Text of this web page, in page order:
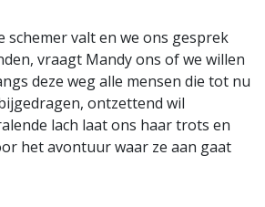
schemer valt en we ons gesprek
vraagt Mandy ons of we willen
deze weg alle mensen die tot nu
ontzettend wil
lach laat ons haar trots en
het avontuur waar ze aan gaat